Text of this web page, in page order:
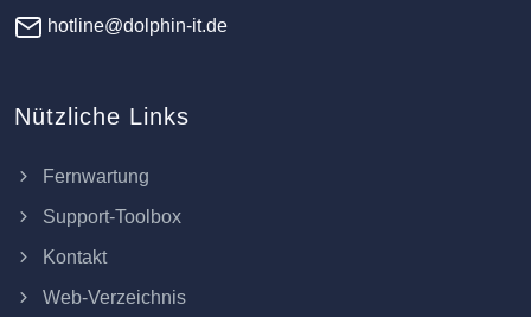
hotline@dolphin-it.de
Nützliche Links
Fernwartung
Support-Toolbox
Kontakt
Web-Verzeichnis